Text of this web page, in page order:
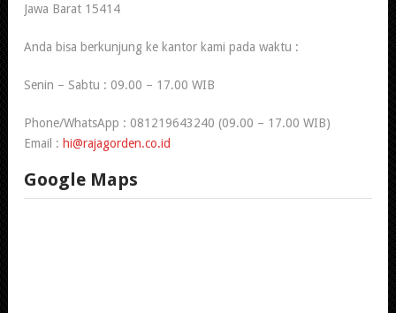
Jawa Barat 15414
Anda bisa berkunjung ke kantor kami pada waktu :
Senin – Sabtu : 09.00 – 17.00 WIB
Phone/WhatsApp : 081219643240 (09.00 – 17.00 WIB)
Email : hi@rajagorden.co.id
Google Maps